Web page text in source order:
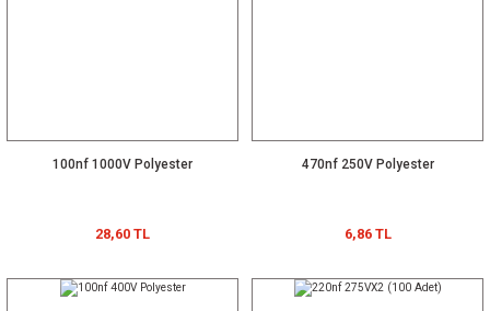
100nf 1000V Polyester
28,60 TL
470nf 250V Polyester
6,86 TL